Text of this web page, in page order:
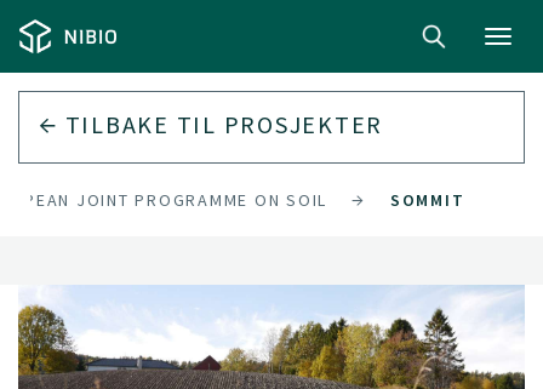
TILBAKE TIL PROSJEKTER
JOINT PROGRAMME ON SOIL SOMMIT